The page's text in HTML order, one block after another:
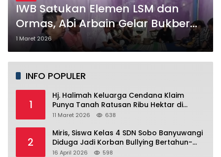
IWB Satukan Elemen LSM dan
Ormas, Abi Arbain Gelar Bukber
dan Bagi Parsel untuk Warga
Banyuwangi
1 Maret 2026
INFO POPULER
1
Hj. Halimah Keluarga Cendana Klaim
Punya Tanah Ratusan Ribu Hektar di
Banyuwangi.
11 Maret 2026 638
2
Miris, Siswa Kelas 4 SDN Sobo Banyuwangi
Diduga Jadi Korban Bullying Bertahun-
tahun, Terjadi di Depan Masjid Perumahan
16 April 2026 598